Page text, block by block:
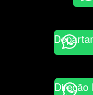
Direção